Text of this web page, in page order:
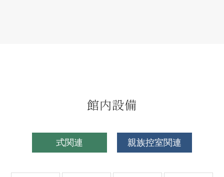
館内設備
式関連 親族控室関連